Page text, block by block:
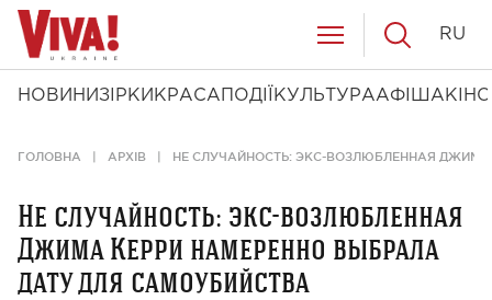
НОВИНИ ЗІРКИ КРАСА ПОДІЇ КУЛЬТУРААФІША КІНО
RU
ГОЛОВНА АРХІВ НЕ СЛУЧАЙНОСТЬ: ЭКС-ВОЗЛЮБЛЕННАЯ
Не случайность: экс-возлюбленная
Джима Керри намеренно выбрала
дату для самоубийства